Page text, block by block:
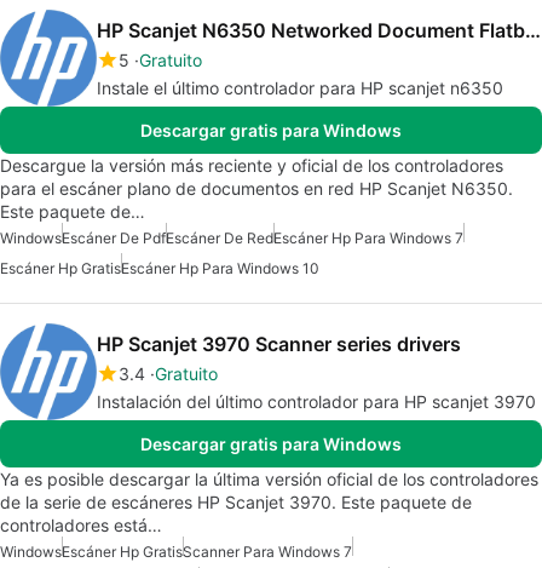
HP Scanjet N6350 Networked Document Flatbed Scanner drivers
5 Gratuito
Instale el último controlador para HP scanjet n6350
Descargar gratis para Windows
Descargue la versión más reciente y oficial de los controladores
para el escáner plano de documentos en red HP Scanjet N6350.
Este paquete de…
WindowsEscáner De PdfEscáner De RedEscáner Hp Para Windows 7
Escáner Hp GratisEscáner Hp Para Windows 10
HP Scanjet 3970 Scanner series drivers
3.4 Gratuito
Instalación del último controlador para HP scanjet 3970
Descargar gratis para Windows
Ya es posible descargar la última versión oficial de los controladores
de la serie de escáneres HP Scanjet 3970. Este paquete de
controladores está…
WindowsEscáner Hp GratisScanner Para Windows 7